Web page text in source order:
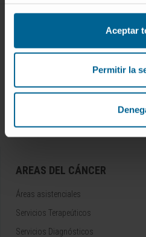
Aceptar
Permitir la
TODO SOBRE EL CÁNCER
Tipos de cáncer
Tratamientos
Apoyo al paciente
AREAS DEL CÁNCER
Áreas asistenciales
Servicios Terapeúticos
Servicios Diagnósticos